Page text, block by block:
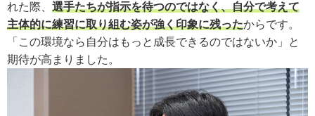
れた際、 選手たちが指示を待つのではなく、自分で考えて
主体的に練習に取り組む姿が強く印象に残ったからです。
「この環境なら自分はもっと成長できるのではないか」と
期待が高まりました。